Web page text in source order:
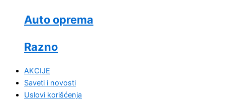
Auto oprema
Razno
AKCIJE
Saveti i novosti
Uslovi korišćenja